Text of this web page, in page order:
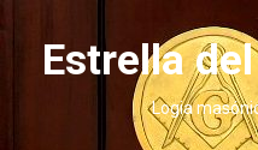
contenidoEstrella
Logia